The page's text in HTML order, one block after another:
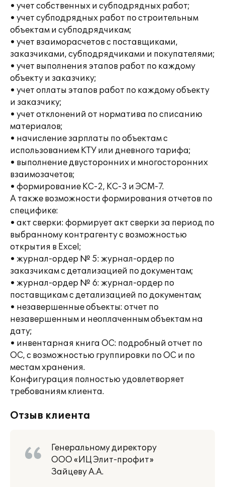
• учет собственных и субподрядных работ;
• учет субподрядных работ по строительным
объектам и субподрядчикам;
• учет взаиморасчетов с поставщиками,
заказчиками, субподрядчиками и покупателями;
• учет выполнения этапов работ по каждому
объекту и заказчику;
• учет оплаты этапов работ по каждому объекту
и заказчику;
• учет отклонений от норматива по списанию
материалов;
• начисление зарплаты по объектам с
использованием КТУ или дневного тарифа;
• выполнение двусторонних и многосторонних
взаимозачетов;
• формирование КС-2, КС-3 и ЭСМ-7.
А также возможности формирования отчетов по
специфике:
• акт сверки: формирует акт сверки за период по
выбранному контрагенту с возможностью
открытия в Excel;
• журнал-ордер № 5: журнал-ордер по
заказчикам с детализацией по документам;
• журнал-ордер № 6: журнал-ордер по
поставщикам с детализацией по документам;
• незавершенные объекты: отчет по
незавершенным и неоплаченным объектам на
дату;
• инвентарная книга ОС: подробный отчет по
ОС, с возможностью группировки по ОС и по
местам хранения.
Конфигурация полностью удовлетворяет
требованиям клиента.
Отзыв клиента
Генеральному директору
ООО «ИЦ Элит-профит»
Зайцеву А.А.